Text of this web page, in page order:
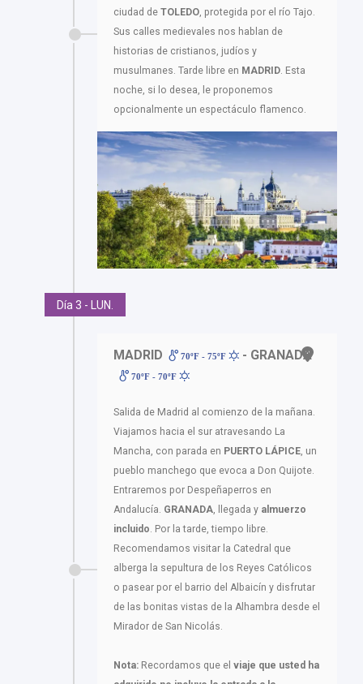
ciudad de TOLEDO, protegida por el río Tajo.
Sus calles medievales nos hablan de
historias de cristianos, judíos y
musulmanes. Tarde libre en MADRID. Esta
noche, si lo desea, le proponemos
opcionalmente un espectáculo flamenco.
Día 3 - LUN.
MADRID 70ºF - 75ºF - GRANADA
70ºF - 70ºF
Salida de Madrid al comienzo de la mañana.
Viajamos hacia el sur atravesando La
Mancha, con parada en PUERTO LÁPICE , un
pueblo manchego que evoca a Don Quijote.
Entraremos por Despeñaperros en
Andalucía. GRANADA , llegada y almuerzo
incluido . Por la tarde, tiempo libre.
Recomendamos visitar la Catedral que
alberga la sepultura de los Reyes Católicos
o pasear por el barrio del Albaicín y disfrutar
de las bonitas vistas de la Alhambra desde el
Mirador de San Nicolás.
Nota: Recordamos que el viaje que usted ha